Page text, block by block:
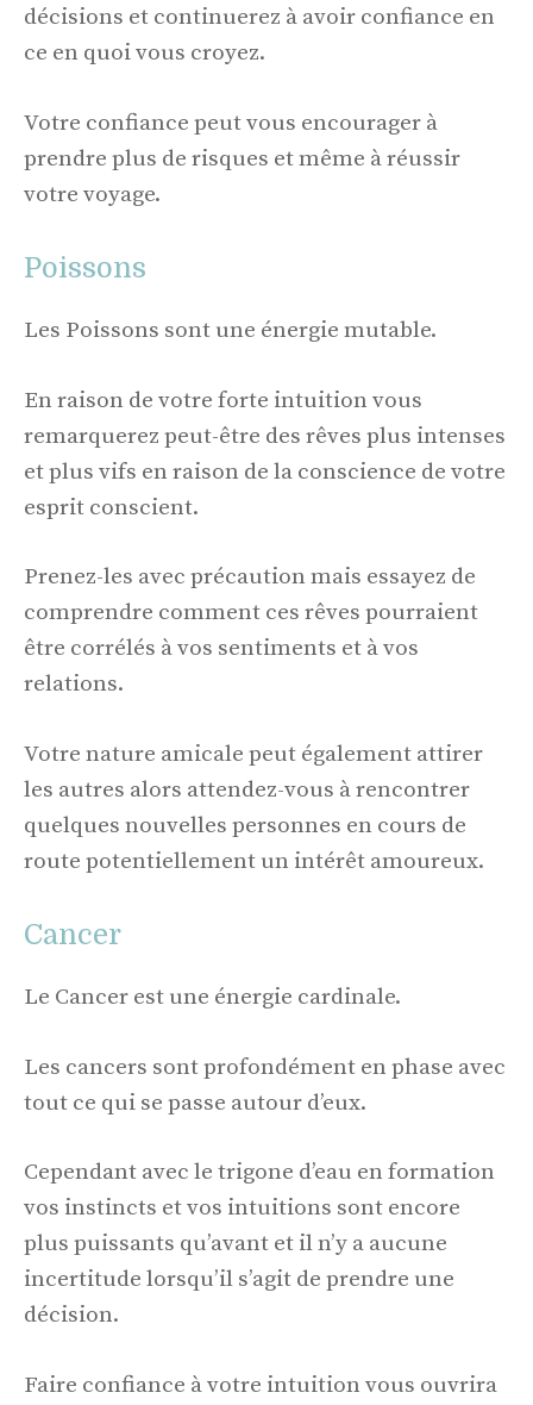
décisions et continuerez à avoir confiance en
ce en quoi vous croyez.
Votre confiance peut vous encourager à
prendre plus de risques et même à réussir
votre voyage.
Poissons
Les Poissons sont une énergie mutable.
En raison de votre forte intuition vous
remarquerez peut-être des rêves plus intenses
et plus vifs en raison de la conscience de votre
esprit conscient.
Prenez-les avec précaution mais essayez de
comprendre comment ces rêves pourraient
être corrélés à vos sentiments et à vos
relations.
Votre nature amicale peut également attirer
les autres alors attendez-vous à rencontrer
quelques nouvelles personnes en cours de
route potentiellement un intérêt amoureux.
Cancer
Le Cancer est une énergie cardinale.
Les cancers sont profondément en phase avec
tout ce qui se passe autour d’eux.
Cependant avec le trigone d’eau en formation
vos instincts et vos intuitions sont encore
plus puissants qu’avant et il n’y a aucune
incertitude lorsqu’il s’agit de prendre une
décision.
Faire confiance à votre intuition vous ouvrira